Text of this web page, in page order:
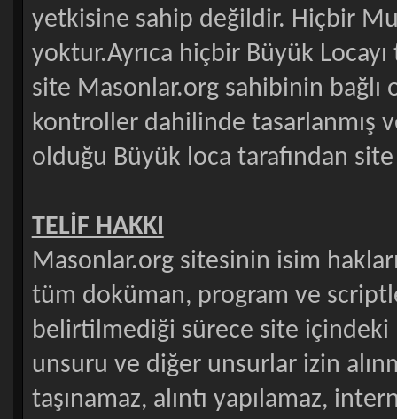
yetkisine sahip değildir. Hiçbir
yoktur.Ayrıca hiçbir Büyük
site Masonlar.org sahibinin bağlı
kontroller dahilinde tasarlanmış
olduğu Büyük loca tarafından
TELİF HAKKI
Masonlar.org sitesinin isim
tüm doküman, program ve
belirtilmediği sürece site içindeki
unsuru ve diğer unsurlar izin
taşınamaz, alıntı yapılamaz,